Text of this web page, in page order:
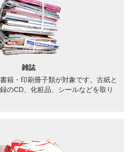
雑誌
籍・印刷冊子類が対象です。古紙と
のCD、化粧品、シールなどを取り